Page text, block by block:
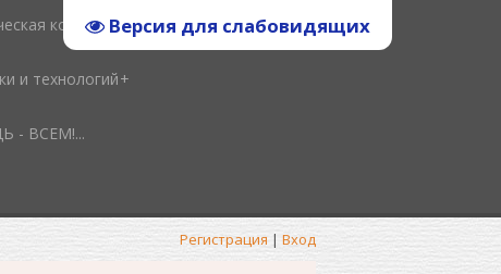
Версия для слабовидящих
копилка
и технологий
- ВСЕМ!...
Регистрация | Вход